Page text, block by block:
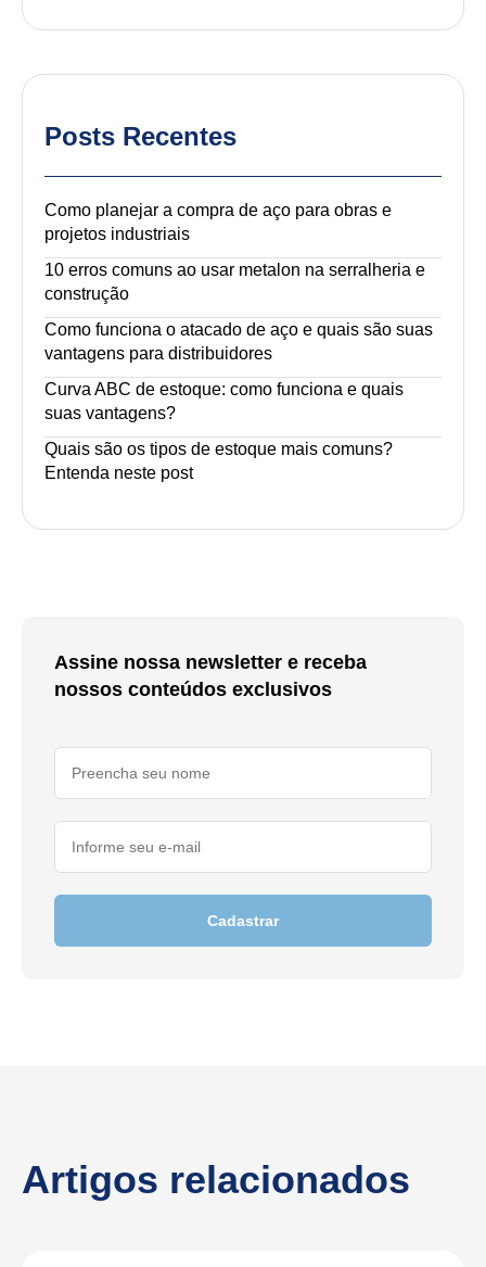
Posts Recentes
Como planejar a compra de aço para obras e
projetos industriais
10 erros comuns ao usar metalon na serralheria e
construção
Como funciona o atacado de aço e quais são suas
vantagens para distribuidores
Curva ABC de estoque: como funciona e quais
suas vantagens?
Quais são os tipos de estoque mais comuns?
Entenda neste post
Assine nossa newsletter e receba
nossos conteúdos exclusivos
Cadastrar
Artigos relacionados